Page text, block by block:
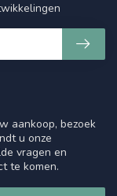
aankoop, bezoek
u onze
vragen en
te komen.